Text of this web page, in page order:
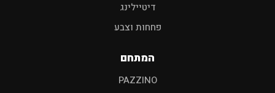
דיטיילינג
פחחות וצבע
המתחם
PAZZINO